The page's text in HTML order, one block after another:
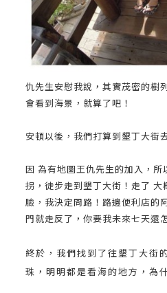
仇先生安慰我說，其實茂密的
會看到海景，就算了吧！
安頓以後，我們打算到墾丁大街
因 為有地圖王仇先生的加入，
拐，徒步走到墾丁大街！走了
臉，我決定問路！路邊便利店的
門就走反了，你要我未來七天
終於，我們找到了往墾丁大街
珠，明明都是看海的地方，為